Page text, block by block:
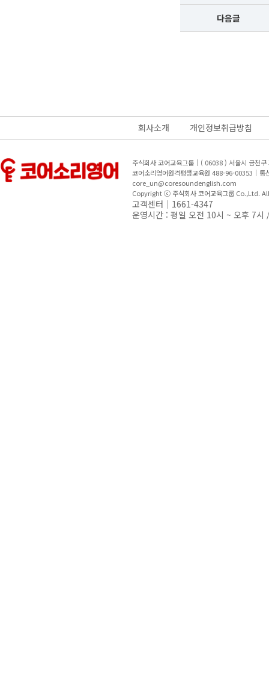
다음글
회사소개 개인정보취급방침
주식회사 코어교육그룹｜( 06038 ) 서울시 금천
코어소리영어원격평생교육원 488-96-00353｜
core_un@coresoundenglish.com
Copyright ⓒ 주식회사 코어교육그룹 Co.,Ltd.
고객센터｜1661-4347
운영시간 : 평일 오전 10시 ~ 오후 7